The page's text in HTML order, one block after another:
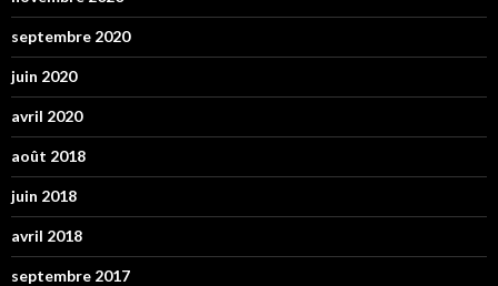
septembre 2020
juin 2020
avril 2020
août 2018
juin 2018
avril 2018
septembre 2017